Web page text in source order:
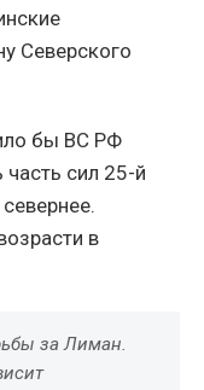
Северского
бы ВС РФ
сил 25-й
в
за Лиман.